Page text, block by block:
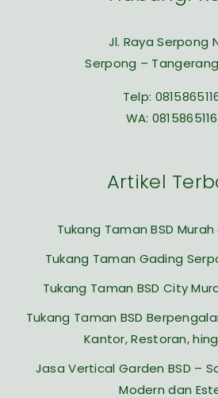
Jl. Raya Serpong
Serpong –
Telp:
WA:
Artikel
Tukang Taman BSD
Tukang Taman Gading
Tukang Taman BSD City
Tukang Taman BSD
Kantor, Restoran,
Jasa Vertical Garden BSD –
Modern dan